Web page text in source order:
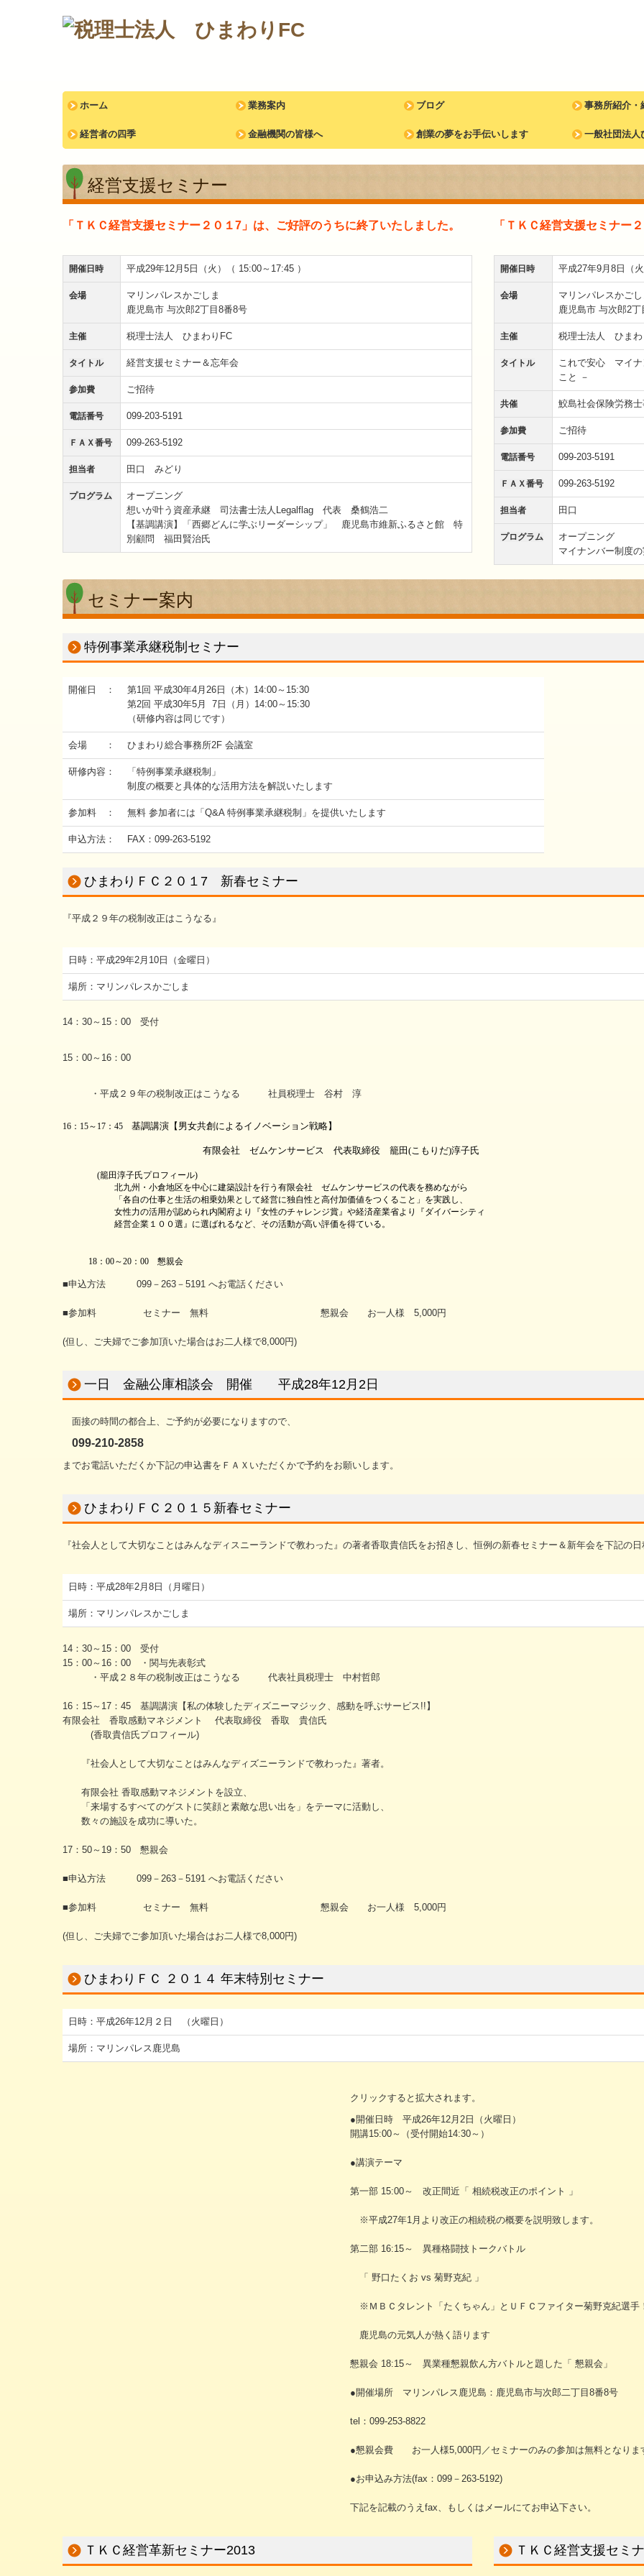
ホーム 業務案内 ブログ
ブログ 2025年
事務所紹介・
職員紹介
交通案内
個人情報保護
魔女たちの食
お客様の声
経営者の四季 金融機関の皆様へ 創業の夢をお手伝いします 一般社団法人
経営支援セミナー
「ＴＫＣ経営支援セミナー２０１7」は、ご好評のうちに終了いたしました。
開催日時 平成29年12月5日（火）（ 15:00～17:45 ）
会場
マリンパレスかごしま
鹿児島市 与次郎2丁目8番8号
主催 税理士法人 ひまわりFC
タイトル 経営支援セミナー＆忘年会
参加費 ご招待
電話番号 099-203-5191
ＦＡＸ番号 099-263-5192
担当者 田口 みどり
プログラム
オープニング
想いが叶う資産承継 司法書士法人Legalflag 代表 桑鶴浩二
【基調講演】「西郷どんに学ぶリーダーシップ」 鹿児島市維新ふるさと館 特
別顧問 福田賢治氏
「ＴＫＣ経営支援セミナー
開催日時 平成27年9月8日（
会場
マリンパレスかごし
鹿児島市 与次郎2丁
主催 税理士法人 ひまわ
タイトル
これで安心 マイ
こと －
共催 鮫島社会保険労務
参加費 ご招待
電話番号 099-203-5191
ＦＡＸ番号 099-263-5192
担当者 田口
プログラム
オープニング
マイナンバー制度
セミナー案内
特例事業承継税制セミナー
開催日 ：
第1回 平成30年4月26日（木）14:00～15:30
第2回 平成30年5月 7日（月）14:00～15:30
（研修内容は同じです）
会場 ： ひまわり総合事務所2F 会議室
研修内容：
「特例事業承継税制」
制度の概要と具体的な活用方法を解説いたします
参加料 ： 無料 参加者には「Q&A 特例事業承継税制」を提供いたします
申込方法： FAX：099-263-5192
ひまわりＦＣ２０１7 新春セミナー
『平成２９年の税制改正はこうなる』
日時：平成29年2月10日（金曜日）
場所：マリンパレスかごしま
14：30～15：00 受付
15：00～16：00
・平成２９年の税制改正はこうなる 社員税理士 谷村 淳
16 ： 15～ 17 ： 45 基調講演 【 男女共創によるイノベーション戦略】
有限会社 ゼムケンサービス 代表取締役 籠田 (こもりだ)淳子氏
(籠田淳子氏プロフィール)
北九州・小倉地区を中心に建築設計を行う有限会社 ゼムケンサービスの代表を務めながら
「各自の仕事と生活の相乗効果として経営に独自性と高付加価値をつくること」を実践し、
女性力の活用が認められ内閣府より
『女性のチャレンジ賞』 や経済産業省より 『ダイバーシティ
経営企業１００選』 に選ばれるなど、その活動が高い評価を得ている。
18 ： 00～20 ： 00 懇親会
■申込方法 099－263－5191 へお電話ください
■参加料 セミナー 無料 懇親会 お一人様 5,000円
(但し、ご夫婦でご参加頂いた場合はお二人様で8,000円)
一日 金融公庫相談会 開催 平成28年12月2日
面接の時間の都合上、ご予約が必要になりますので、
099-210-2858
までお電話いただくか下記の申込書をＦＡＸいただくかで予約をお願いします。
ひまわりＦＣ２０１５新春セミナー
『社会人として大切なことはみんなディスニーランドで教わった』の著者香取貴信氏をお招きし、恒例の新春セミナー＆新年会を下記の日
日時：平成28年2月8日（月曜日）
場所：マリンパレスかごしま
14：30～15：00 受付
15：00～16：00 ・関与先表彰式
・平成２８年の税制改正はこうなる 代表社員税理士 中村哲郎
16：15～17：45 基調講演【私の体験したディズニーマジック、感動を呼ぶサービス!!】
有限会社 香取感動マネジメント 代表取締役 香取 貴信氏
(香取貴信氏プロフィール)
『社会人として大切なことはみんなディズニーランドで教わった』著者。
有限会社 香取感動マネジメントを設立、
「来場するすべてのゲストに笑顔と素敵な思い出を」をテーマに活動し、
数々の施設を成功に導いた。
17：50～19：50 懇親会
■申込方法 099－263－5191 へお電話ください
■参加料 セミナー 無料 懇親会 お一人様 5,000円
(但し、ご夫婦でご参加頂いた場合はお二人様で8,000円)
ひまわりＦＣ ２０１４ 年末特別セミナー
日時：平成26年12月２日 （火曜日）
場所：マリンパレス鹿児島
クリックすると拡大されます。
●開催日時 平成26年12月2日（火曜日）
開講15:00～（受付開始14:30～）
●講演テーマ
第一部 15:00～ 改正間近「 相続税改正のポイント 」
※平成27年1月より改正の相続税の概要を説明致します。
第二部 16:15～ 異種格闘技トークバトル
「 野口たくお vs 菊野克紀 」
※ＭＢＣタレント「たくちゃん」とＵＦＣファイター菊野克紀選手
鹿児島の元気人が熱く語ります
懇親会 18:15～ 異業種懇親飲ん方バトルと題した「 懇親会」
●開催場所 マリンパレス鹿児島：鹿児島市与次郎二丁目8番8号
tel：099-253-8822
●懇親会費 お一人様5,000円／セミナーのみの参加は無料となりま
●お申込み方法(fax：099－263-5192)
下記を記載のうえfax、もしくはメールにてお申込下さい。
ＴＫＣ経営革新セミナー2013 ＴＫＣ経営支援セミ